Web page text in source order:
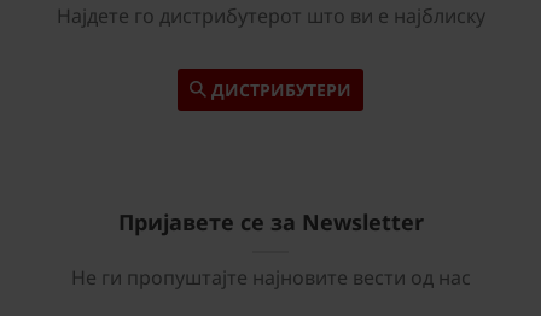
Најдете го дистрибутерот што ви е најблиску
ДИСТРИБУТЕРИ
Пријавете се за Newsletter
Не ги пропуштајте најновите вести од нас